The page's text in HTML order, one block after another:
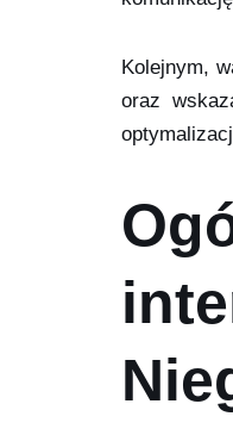
Kolejnym,
oraz